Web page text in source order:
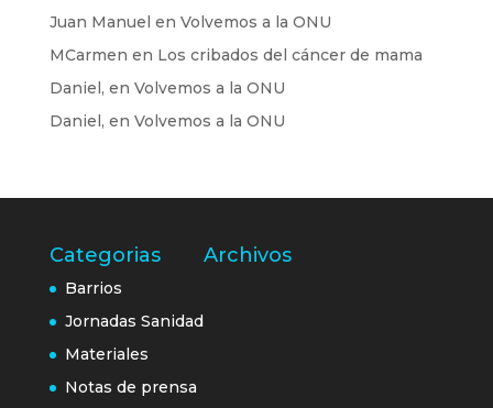
Juan Manuel en Volvemos a la ONU
MCarmen en Los cribados del cáncer de mama
Daniel, en Volvemos a la ONU
Daniel, en Volvemos a la ONU
Categorias
Barrios
Jornadas Sanidad
Materiales
Notas de prensa
Archivos